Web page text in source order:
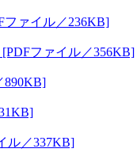
ァイル／236KB]
ファイル／356KB]
ル／337KB]